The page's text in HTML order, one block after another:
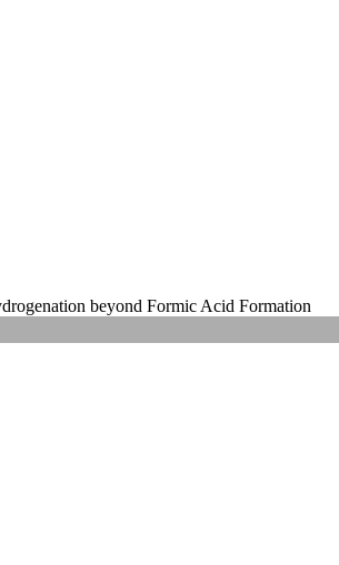
beyond Formic Acid Formation